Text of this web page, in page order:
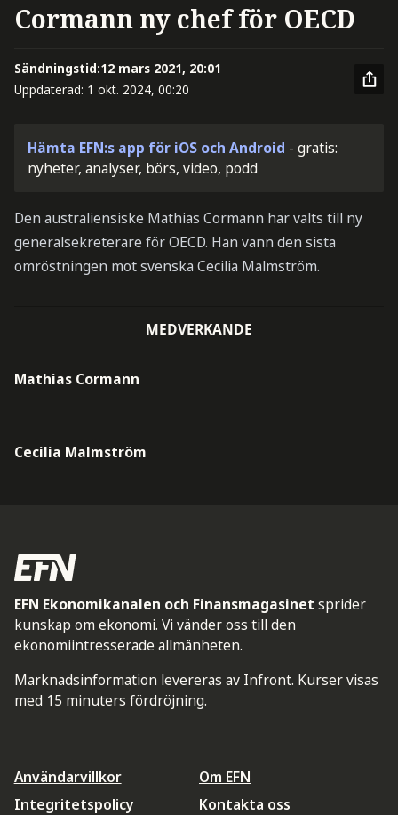
Cormann ny chef för OECD
Sändningstid:12 mars 2021, 20:01
Uppdaterad: 1 okt. 2024, 00:20
Hämta EFN:s app för iOS och Android - gratis:
nyheter, analyser, börs, video, podd
Den australiensiske Mathias Cormann har valts till ny
generalsekreterare för OECD. Han vann den sista
omröstningen mot svenska Cecilia Malmström.
MEDVERKANDE
Mathias Cormann
Cecilia Malmström
EFN Ekonomikanalen och Finansmagasinet sprider
kunskap om ekonomi. Vi vänder oss till den
ekonomiintresserade allmänheten.
Marknadsinformation levereras av Infront. Kurser visas
med 15 minuters fördröjning.
Användarvillkor
Integritetspolicy
Om EFN
Kontakta oss